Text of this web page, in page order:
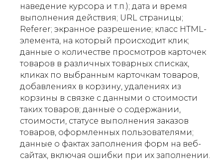
наведение курсора и т.п.); дата и время
выполнения действия; URL страницы;
Referer; экранное разрешение; класс HTML-
элемента, на который происходит клик;
данные о количестве просмотров карточек
товаров в различных товарных списках,
кликах по выбранным карточкам товаров,
добавлениях в корзину, удалениях из
корзины в связке с данными о стоимости
таких товаров; данные о содержании,
стоимости, статусе выполнения заказов
товаров, оформленных пользователями;
данные о фактах заполнения форм на веб-
сайтах, включая ошибки при их заполнении.